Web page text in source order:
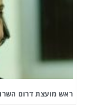
ראש מועצת דרום